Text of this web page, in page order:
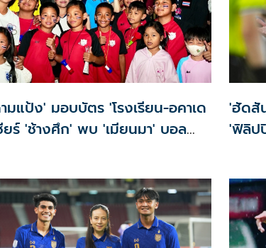
มแป้ง' มอบบัตร 'โรงเรียน-อคาเด
ยร์ 'ช้างศึก' พบ 'เมียนมา' บอล
'ฮัดสั
'ฟิลิป